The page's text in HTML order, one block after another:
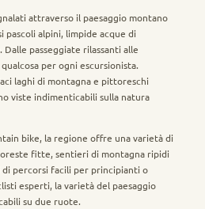
attraverso il paesaggio montano
alpini, limpide acque di
passeggiate rilassanti alle
per ogni escursionista.
laghi di montagna e pittoreschi
viste indimenticabili sulla natura
bike, la regione offre una varietà di
fitte, sentieri di montagna ripidi
di percorsi facili per principianti o
esperti, la varietà del paesaggio
su due ruote.